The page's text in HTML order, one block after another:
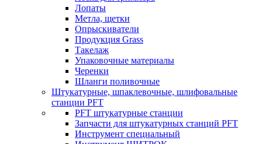
Лопаты
Метла, щетки
Опрыскиватели
Продукция Grass
Такелаж
Упаковочные материалы
Черенки
Шланги поливочные
Штукатурные, шпаклевочные, шлифовальные
станции PFT
PFT штукатурные станции
Запчасти для штукатурных станций PFT
Инструмент специальный